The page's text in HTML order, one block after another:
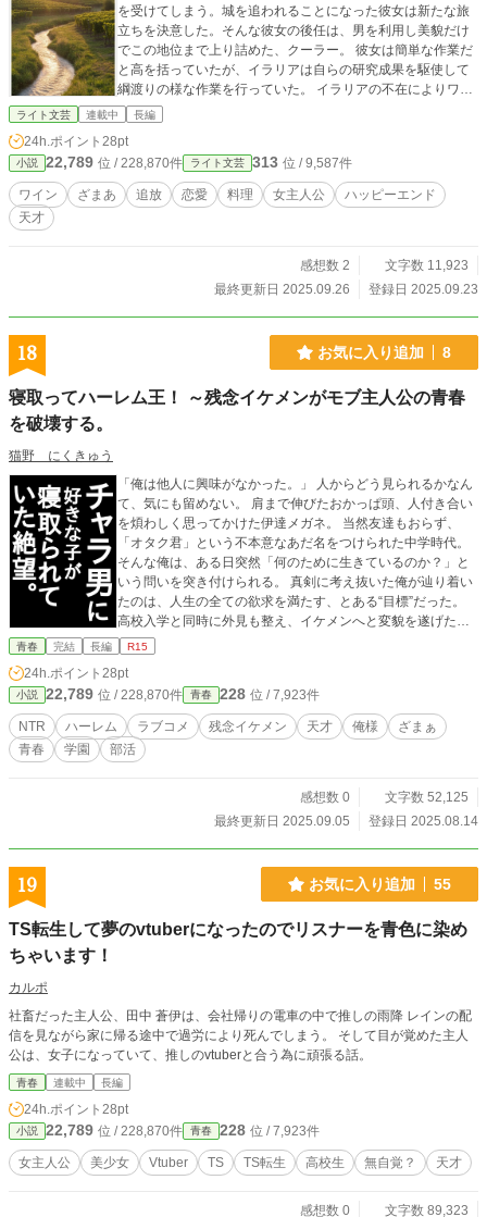
を受けてしまう。城を追われることになった彼女は新たな旅
立ちを決意した。そんな彼女の後任は、男を利用し美貌だけ
でこの地位まで上り詰めた、クーラー。 彼女は簡単な作業だ
と高を括っていたが、イラリアは自らの研究成果を駆使して
綱渡りの様な作業を行っていた。 イラリアの不在によりワイ
ン部門は次々とおかしなっていき……。 これは、お酒の神様
いていたものを加筆や修正したものです。内容の変更がある
ので【新装版】として新たに投稿させて貰います。
ライト文芸 連載中 長編
24h.ポイント 28pt
小説 22,789 位 / 228,870件 ライト文芸 313 位 / 9,587件
ワイン ざまあ 追放 恋愛 料理 女主人公
ハッピーエンド
天才
感想数 2
文字数 11,923
最終更新日 2025.09.26
登録日 2025.09.23
18 お気に入り追加 8
寝取ってハーレム王！ ～残念イケメンがモブ主人公の青春
を破壊する。
猫野 にくきゅう
「俺は他人に興味がなかった。」 人からどう見られるかなん
て、気にも留めない。 肩まで伸びたおかっぱ頭、人付き合い
を煩わしく思ってかけた伊達メガネ。 当然友達もおらず、
「オタク君」という不本意なあだ名をつけられた中学時代。
そんな俺は、ある日突然「何のために生きているのか？」と
いう問いを突き付けられる。 真剣に考え抜いた俺が辿り着い
たのは、人生の全ての欲求を満たす、とある“目標”だった。
高校入学と同時に外見も整え、イケメンへと変貌を遂げた俺
は、新学期のホームルーム、見知らぬクラスメイト達に高ら
は周囲の困惑を呼び、狙ったメインヒロインには即座に振ら
れる始末。 だが、俺は諦めるつもりはない。 なぜなら、これ
は俺の人生の目標なのだから。 文学少女・和泉詩織の「常識
的で的確な助言」を胸に、俺はヒロインたちの心の隙間に、
不器用ながらも確実に侵食していく。 一方、俺を見下す“モ
び」と嘲笑い、好きな白石莉子、そして他の女の子たちを俺
から「守ろう」と奮闘する。 だが、その鈍感さゆえに、大切
用ながらも「ハーレム王」を目指し、鈍感な恋敵の青春を、
青春 完結 長編 R15
24h.ポイント 28pt
小説 22,789 位 / 228,870件 青春 228 位 / 7,923件
NTR ハーレム ラブコメ 残念イケメン 天才 俺様
ざまぁ
青春
学園 部活
感想数 0
文字数 52,125
最終更新日 2025.09.05
登録日 2025.08.14
19 お気に入り追加 55
TS転生して夢のvtuberになったのでリスナーを青色に染め
ちゃいます！
カルポ
社畜だった主人公、田中 蒼伊は、会社帰りの電車の中で推しの雨降 レインの配
信を見ながら家に帰る途中で過労により死んでしまう。 そして目が覚めた主人
公は、女子になっていて、推しのvtuberと合う為に頑張る話。
青春 連載中 長編
24h.ポイント 28pt
小説 22,789 位 / 228,870件 青春 228 位 / 7,923件
女主人公 美少女 Vtuber TS TS転生 高校生 無自覚？ 天才
感想数 0
文字数 89,323